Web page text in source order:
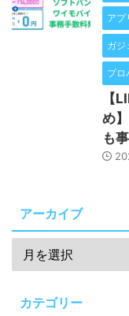
アプ
ガジ
プロ
【
め
も
アーカイブ
カテゴリー